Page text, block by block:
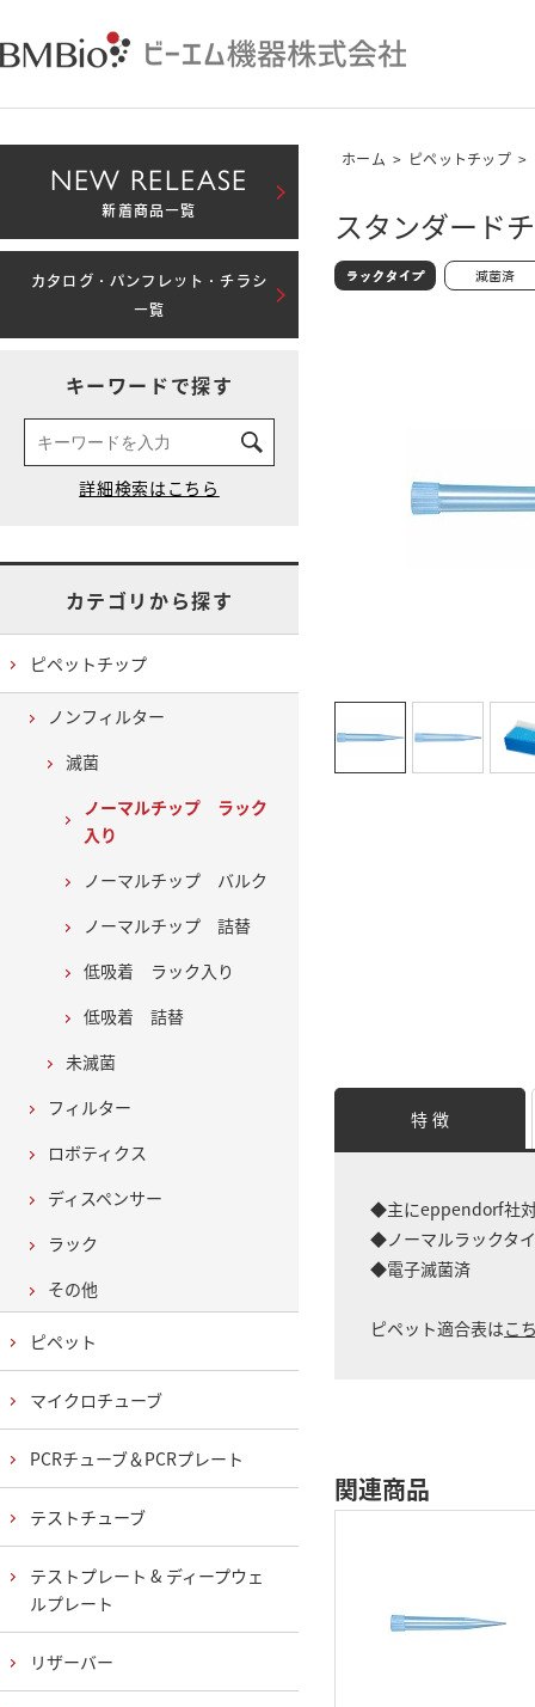
ホーム > ピペットチップ >
スタンダード
特 徴
◆主にeppendorf社
◆ノーマルラックタ
◆電子滅菌済
ピペット適合表はこ
関連商品
NEW RELEASE
新着商品一覧
カタログ・パンフレット・チラシ
一覧
キーワードで探す
カテゴリから探す
ピペットチップ
ノンフィルター
滅菌
ノーマルチップ ラック
入り
ノーマルチップ バルク
ノーマルチップ 詰替
低吸着 ラック入り
低吸着 詰替
未滅菌
フィルター
ロボティクス
ディスペンサー
ラック
その他
ピペット
マイクロチューブ
PCRチューブ＆PCRプレート
テストチューブ
テストプレート & ディープウェ
ルプレート
リザーバー